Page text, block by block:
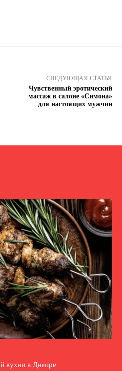
СЛЕДУЮЩАЯ СТАТЬЯ
Чувственный эротический
массаж в салоне «Симона»
для настоящих мужчин
кухни в Днепре